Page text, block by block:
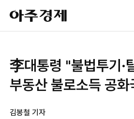
아
주
경
李대통령 "불법투기·
부동산 불로소득 공
김봉철 기자